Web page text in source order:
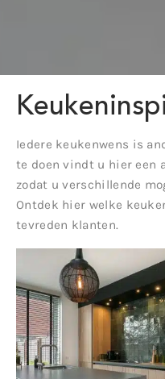
Iedere keukenwens is
te doen vindt u hier een
zodat u verschillende
Ontdek hier welke
tevreden klanten.